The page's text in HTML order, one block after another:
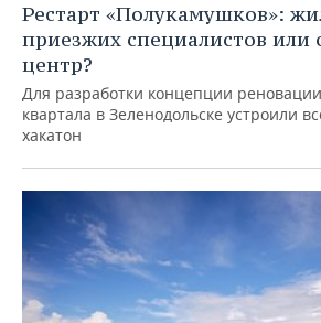
Рестарт «Полукамушков»:
приезжих специалистов
центр?
Для разработки концепции
квартала в Зеленодольске устроили
хакатон